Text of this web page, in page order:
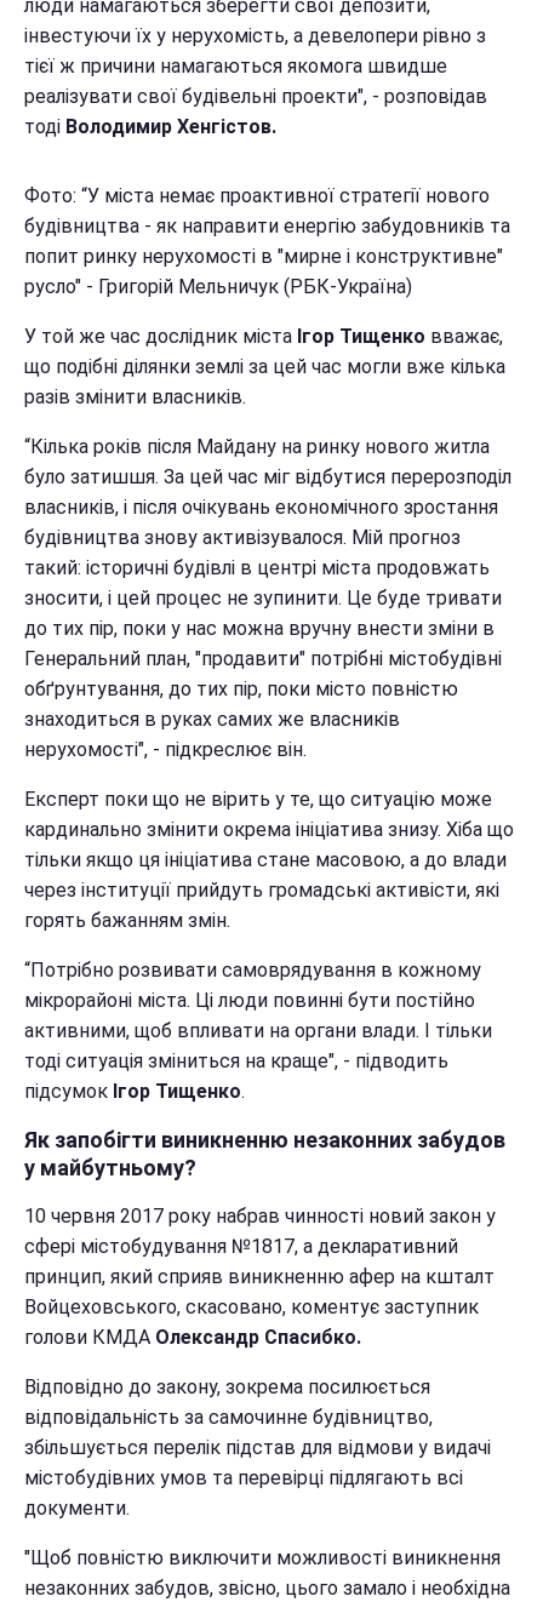
люди намагаються зберегти свої депозити,
інвестуючи їх у нерухомість, а девелопери рівно з
тієї ж причини намагаються якомога швидше
реалізувати свої будівельні проекти", - розповідав
тоді Володимир Хенгістов.
Фото: “У міста немає проактивної стратегії нового
будівництва - як направити енергію забудовників та
попит ринку нерухомості в "мирне і конструктивне"
русло" - Григорій Мельничук (РБК-Україна)
У той же час дослідник міста Ігор Тищенко вважає,
що подібні ділянки землі за цей час могли вже кілька
разів змінити власників.
“Кілька років після Майдану на ринку нового житла
було затишшя. За цей час міг відбутися перерозподіл
власників, і після очікувань економічного зростання
будівництва знову активізувалося. Мій прогноз
такий: історичні будівлі в центрі міста продовжать
зносити, і цей процес не зупинити. Це буде тривати
до тих пір, поки у нас можна вручну внести зміни в
Генеральний план, "продавити" потрібні містобудівні
обґрунтування, до тих пір, поки місто повністю
знаходиться в руках самих же власників
нерухомості", - підкреслює він.
Експерт поки що не вірить у те, що ситуацію може
кардинально змінити окрема ініціатива знизу. Хіба що
тільки якщо ця ініціатива стане масовою, а до влади
через інституції прийдуть громадські активісти, які
горять бажанням змін.
“Потрібно розвивати самоврядування в кожному
мікрорайоні міста. Ці люди повинні бути постійно
активними, щоб впливати на органи влади. І тільки
тоді ситуація зміниться на краще", - підводить
підсумок Ігор Тищенко.
Як запобігти виникненню незаконних забудов
у майбутньому?
10 червня 2017 року набрав чинності новий закон у
сфері містобудування №1817, а декларативний
принцип, який сприяв виникненню афер на кшталт
Войцеховського, скасовано, коментує заступник
голови КМДА Олександр Спасибко.
Відповідно до закону, зокрема посилюється
відповідальність за самочинне будівництво,
збільшується перелік підстав для відмови у видачі
містобудівних умов та перевірці підлягають всі
документи.
"Щоб повністю виключити можливості виникнення
незаконних забудов, звісно, цього замало і необхідна